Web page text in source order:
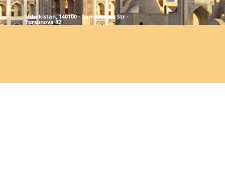
Usbekistan, 140100 - Samarkand, Str -
Tursunova 82